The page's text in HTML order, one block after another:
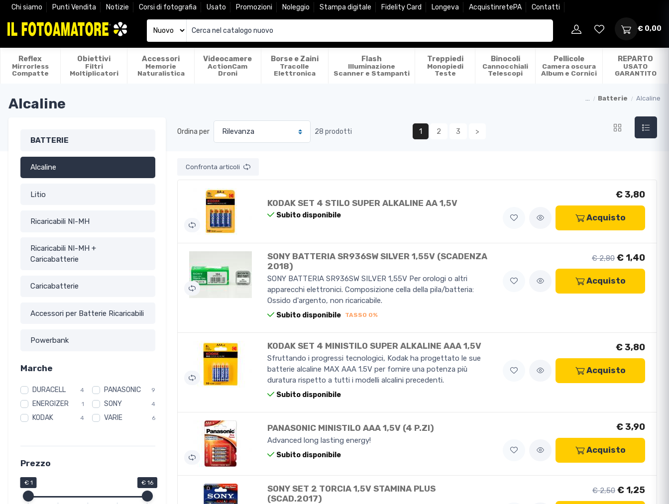
Chi siamo Punti Vendita Notizie Corsi di fotografia Usato Promozioni Noleggio Stampa digitale Fidelity Card Longeva AcquistinretePA Contatti
€ 0,00
Reflex
Mirrorless
Compatte
Obiettivi
Filtri
Moltiplicatori
Accessori
Memorie
Naturalistica
Videocamere
ActionCam
Droni
Borse e Zaini
Tracolle
Elettronica
Flash
Illuminazione
Scanner e Stampanti
Treppiedi
Monopiedi
Teste
Binocoli
Cannocchiali
Telescopi
Pellicole
Camera oscura
Album e Cornici
REPARTO
USATO
GARANTITO
Batterie Alcaline
Alcaline
BATTERIE
Alcaline
Litio
Ricaricabili NI-MH
Ricaricabili NI-MH +
Caricabatterie
Caricabatterie
Accessori per Batterie Ricaricabili
Powerbank
Marche
DURACELL 4
ENERGIZER 1
KODAK 4
PANASONIC 9
SONY 4
VARIE 6
Prezzo
€ 1 € 16
Ordina per 28 prodotti 1 2 3 >
Confronta articoli
KODAK SET 4 STILO SUPER ALKALINE AA 1,5V
Subito disponibile
€ 3,80
Acquisto
SONY BATTERIA SR936SW SILVER 1,55V (SCADENZA
2018)
SONY BATTERIA SR936SW SILVER 1,55V Per orologi o altri
apparecchi elettronici. Composizione cella della pila/batteria:
Ossido d'argento, non ricaricabile.
Subito disponibile TASSO 0%
€ 2,80 € 1,40
Acquisto
KODAK SET 4 MINISTILO SUPER ALKALINE AAA 1,5V
Sfruttando i progressi tecnologici, Kodak ha progettato le sue
batterie alcaline MAX AAA 1.5V per fornire una potenza più
duratura rispetto a tutti i modelli alcalini precedenti.
Subito disponibile
€ 3,80
Acquisto
PANASONIC MINISTILO AAA 1,5V (4 P.ZI)
Advanced long lasting energy!
Subito disponibile
€ 3,90
Acquisto
SONY SET 2 TORCIA 1,5V STAMINA PLUS
(SCAD.2017)
€ 2,50 € 1,25